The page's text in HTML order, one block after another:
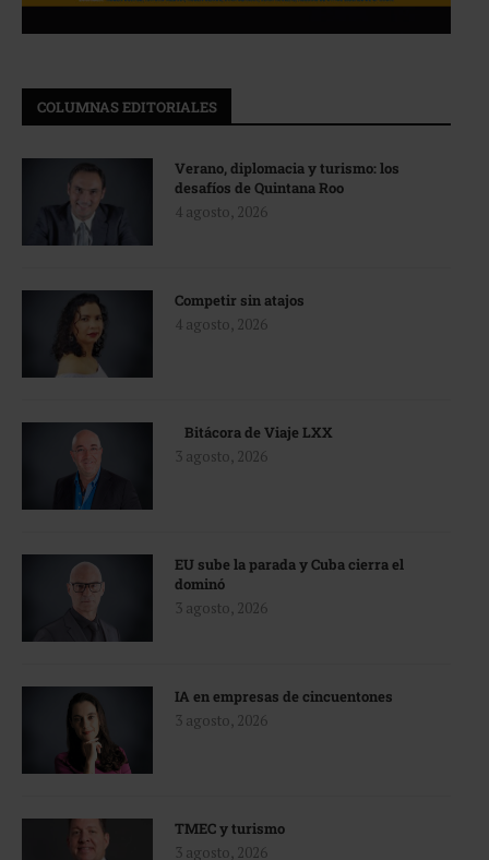
COLUMNAS EDITORIALES
Verano, diplomacia y turismo: los
desafíos de Quintana Roo
4 agosto, 2026
Competir sin atajos
4 agosto, 2026
Bitácora de Viaje LXX
3 agosto, 2026
EU sube la parada y Cuba cierra el
dominó
3 agosto, 2026
IA en empresas de cincuentones
3 agosto, 2026
TMEC y turismo
3 agosto, 2026